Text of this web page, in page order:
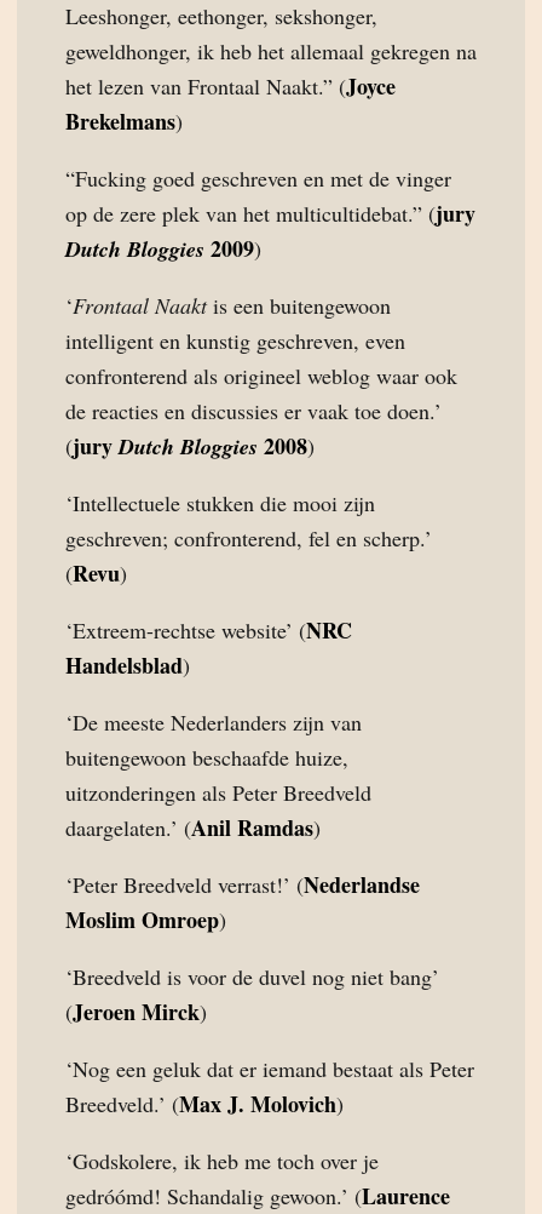
Leeshonger, eethonger, sekshonger,
geweldhonger, ik heb het allemaal gekregen na
het lezen van Frontaal Naakt.” (Joyce
Brekelmans)
“Fucking goed geschreven en met de vinger
op de zere plek van het multicultidebat.” (jury
Dutch Bloggies 2009)
‘Frontaal Naaktis een buitengewoon
intelligent en kunstig geschreven, even
confronterend als origineel weblog waar ook
de reacties en discussies er vaak toe doen.’
(juryDutch Bloggies 2008)
‘Intellectuele stukken die mooi zijn
geschreven; confronterend, fel en scherp.’
(Revu)
‘Extreem-rechtse website’ (NRC
Handelsblad)
‘De meeste Nederlanders zijn van
buitengewoon beschaafde huize,
uitzonderingen als Peter Breedveld
daargelaten.’ (Anil Ramdas)
‘Peter Breedveld verrast!’ (Nederlandse
Moslim Omroep)
‘Breedveld is voor de duvel nog niet bang’
(Jeroen Mirck)
‘Nog een geluk dat er iemand bestaat als Peter
Breedveld.’ (Max J. Molovich)
‘Godskolere, ik heb me toch over je
gedróómd! Schandalig gewoon.’ (Laurence